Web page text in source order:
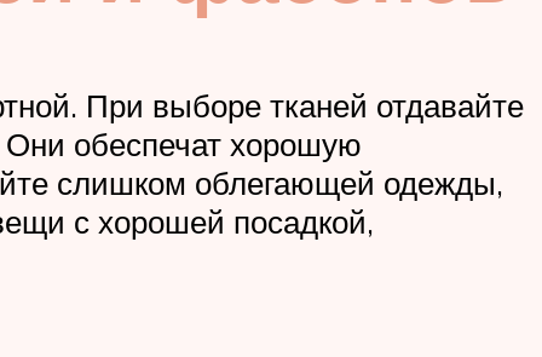
При выборе тканей отдавайте
Они обеспечат хорошую
слишком облегающей одежды,
с хорошей посадкой,